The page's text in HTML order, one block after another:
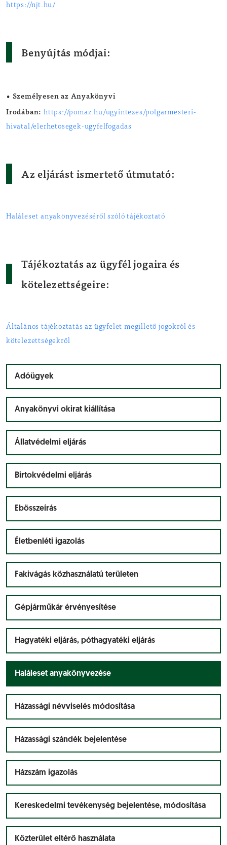
https://njt.hu/
Benyújtás módjai:
• Személyesen az Anyakönyvi
Irodában: https://pomaz.hu/ugyintezes/polgarmesteri-
hivatal/elerhetosegek-ugyfelfogadas
Az eljárást ismertető útmutató:
Haláleset anyakönyvezéséről szóló tájékoztató
Tájékoztatás az ügyfél jogaira és
kötelezettségeire:
Általános tájékoztatás az ügyfelet megillető jogokról és
kötelezettségekről
Adóügyek
Anyakönyvi okirat kiállítása
Állatvédelmi eljárás
Birtokvédelmi eljárás
Ebösszeírás
Életbenléti igazolás
Fakivágás közhasználatú területen
Gépjárműkár érvényesítése
Hagyatéki eljárás, póthagyatéki eljárás
Haláleset anyakönyvezése
Házassági névviselés módosítása
Házassági szándék bejelentése
Házszám igazolás
Kereskedelmi tevékenység bejelentése, módosítása
Közterület eltérő használata